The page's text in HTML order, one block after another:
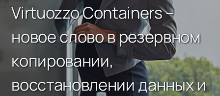
Virtuozzo Containers –
новое слово в резервном
копировании,
восстановлении данных и